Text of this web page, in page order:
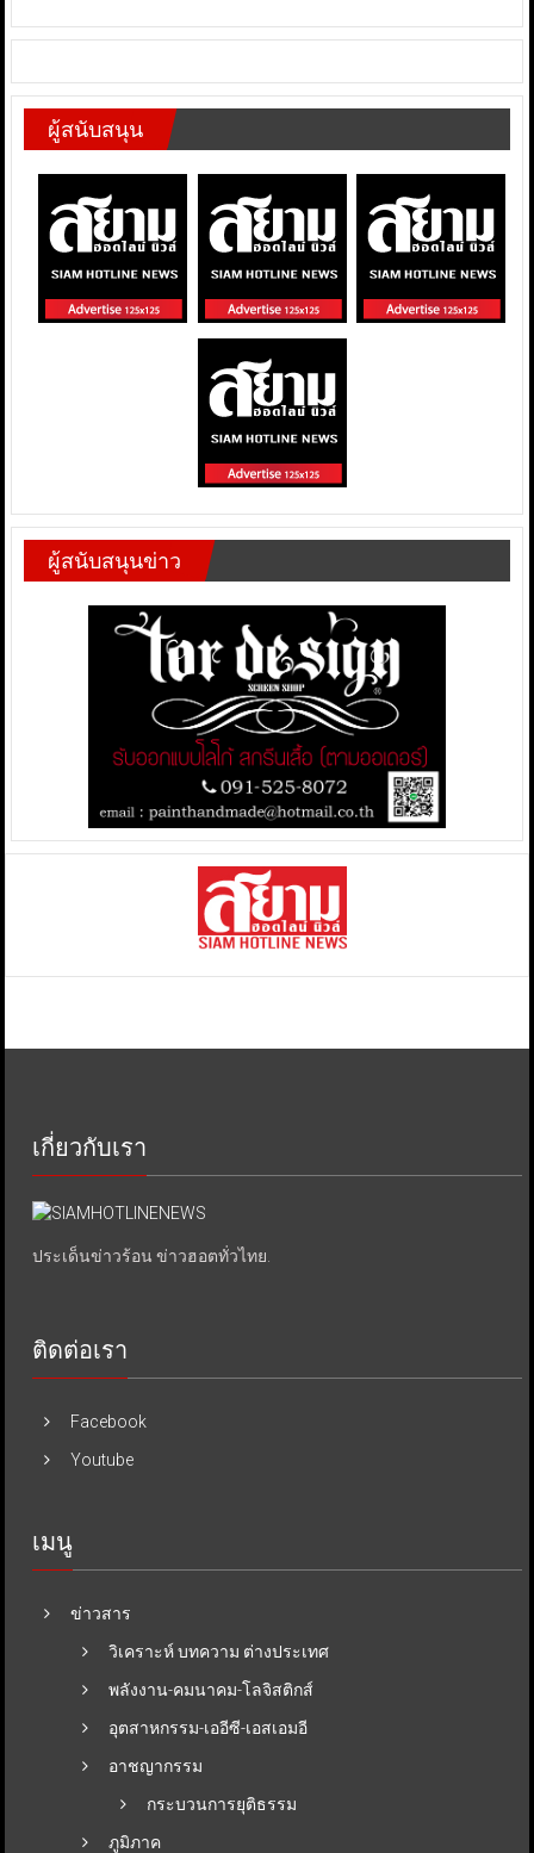
ผู้สนับสนุน
ผู้สนับสนุนข่าว
เกี่ยวกับเรา
ประเด็นข่าวร้อน ข่าวฮอตทั่วไทย.
ติดต่อเรา
Facebook
Youtube
เมนู
ข่าวสาร
วิเคราะห์ บทความ ต่างประเทศ
พลังงาน-คมนาคม-โลจิสติกส์
อุตสาหกรรม-เออีซี-เอสเอมอี
อาชญากรรม
กระบวนการยุติธรรม
ภูมิภาค